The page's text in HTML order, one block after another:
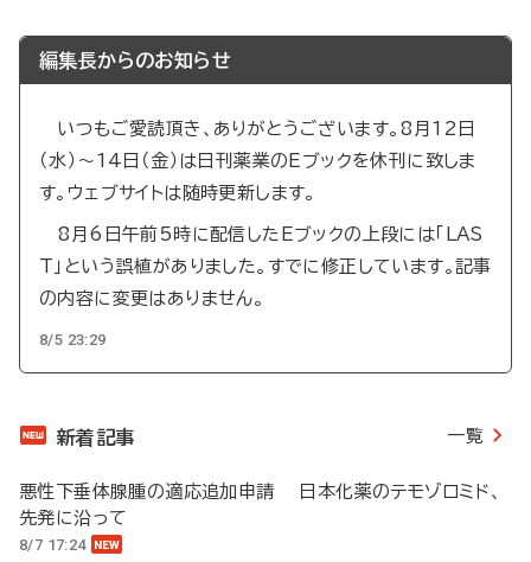
編集長からのお知らせ
いつもご愛読頂き、ありがとうございます。8月12日
（水）～14日（金）は日刊薬業のEブックを休刊に致しま
す。ウェブサイトは随時更新します。
8月6日午前5時に配信したEブックの上段には「LAS
T」という誤植がありました。すでに修正しています。記事
の内容に変更はありません。
8/5 23:29
新着記事 一覧
悪性下垂体腺腫の適応追加申請 日本化薬のテモゾロミド、
先発に沿って
8/7 17:24